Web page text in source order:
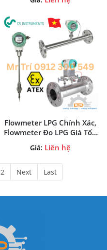
Flowmeter LPG Chính Xác,
Flowmeter Đo LPG Giá Tốt,
Các Loại Thiết Bị Đo Lưu
Lượng Khí Khí LPG?
Giá: Liên hệ
2 Next Last